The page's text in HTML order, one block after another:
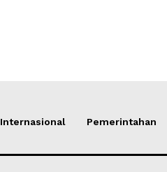
Internasional Pemerintahan